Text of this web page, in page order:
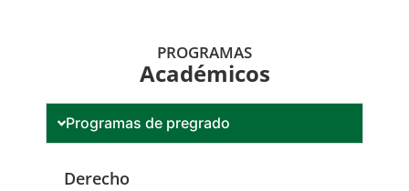
PROGRAMAS
Académicos
Programas de pregrado
Derecho